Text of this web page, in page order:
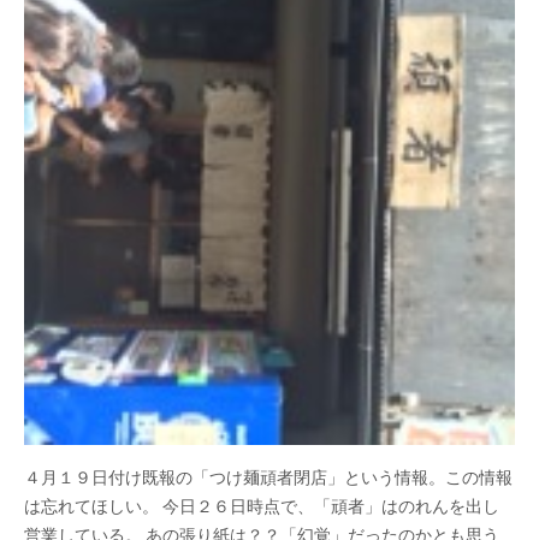
４月１９日付け既報の「つけ麺頑者閉店」という情報。この情報
は忘れてほしい。 今日２６日時点で、「頑者」はのれんを出し
営業している。 あの張り紙は？？「幻覚」だったのかとも思う